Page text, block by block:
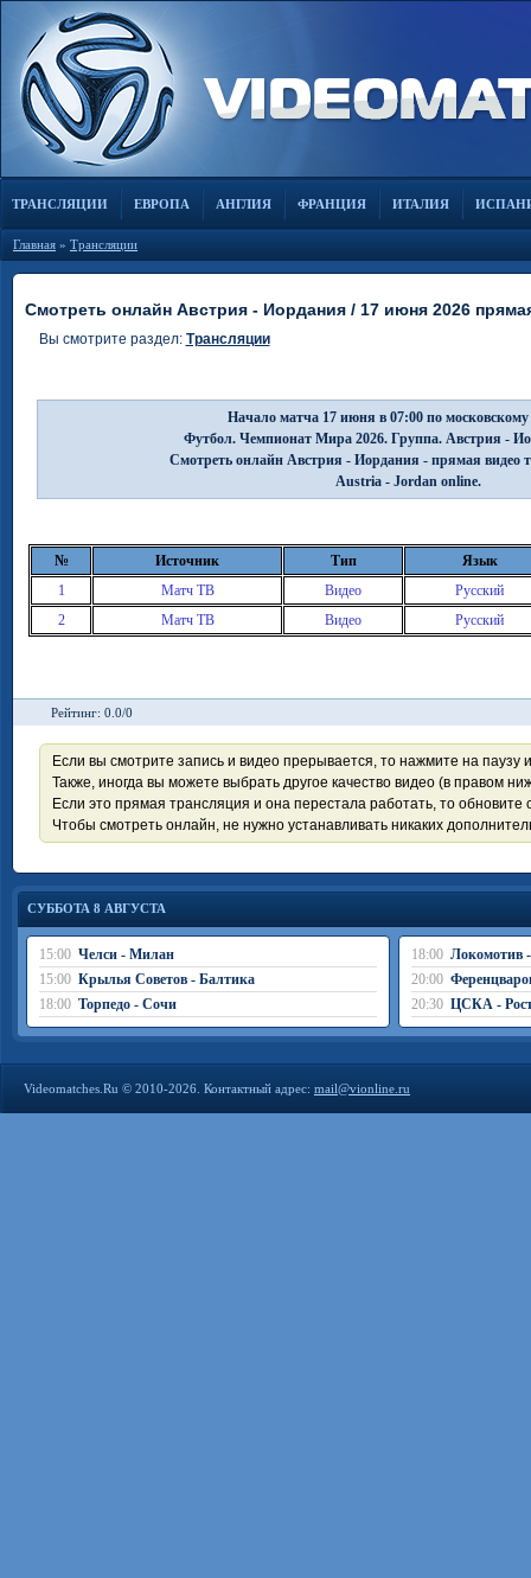
ТРАНСЛЯЦИИ ЕВРОПА АНГЛИЯ ФРАНЦИЯ ИТАЛИЯ
Главная » Трансляции
Смотреть онлайн Австрия - Иордания / 17 июня 2026
Вы смотрите раздел: Трансляции
Начало матча 17 июня в 07:00 по
Футбол. Чемпионат Мира 2026. Группа. Австрия -
Смотреть онлайн Австрия - Иордания - прямая видео
Austria - Jordan online.
№ Источник Тип
Язык
1
Матч ТВ Видео
Русский
2
Матч ТВ Видео Русский
Рейтинг: 0.0/0
Если вы смотрите запись и видео прерывается, то нажмите на паузу
Также, иногда вы можете выбрать другое качество видео (в правом
Если это прямая трансляция и она перестала работать, то обновите
Чтобы смотреть онлайн, не нужно устанавливать никаких
СУББОТА 8 АВГУСТА
15:00 Челси - Милан
15:00 Крылья Советов - Балтика
18:00 Торпедо - Сочи
18:00 Локомотив
20:00
20:30 ЦСКА -
Videomatches.Ru © 2010-2026. Контактный адрес: mail@vionline.ru